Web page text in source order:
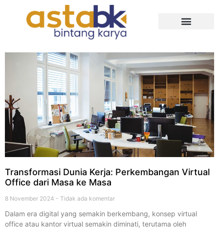
Transformasi Dunia Kerja: Perkembangan Virtual
Office dari Masa ke Masa
8 November 2024 Tidak ada komentar
Dalam era digital yang semakin berkembang, konsep virtual
office atau kantor virtual semakin diminati, terutama oleh